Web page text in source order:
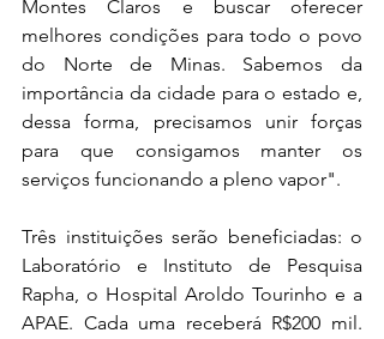
Montes Claros e buscar oferecer
melhores condições para todo o povo
do Norte de Minas. Sabemos da
importância da cidade para o estado e,
dessa forma, precisamos unir forças
para que consigamos manter os
serviços funcionando a pleno vapor".
Três instituições serão beneficiadas: o
Laboratório e Instituto de Pesquisa
Rapha, o Hospital Aroldo Tourinho e a
APAE. Cada uma receberá R$200 mil.